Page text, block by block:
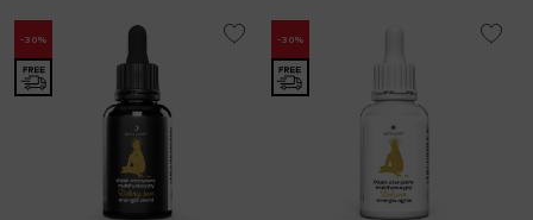
-30% -30%